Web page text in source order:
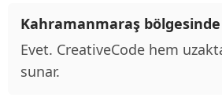
Kahramanmaraş
Evet. CreativeCode hem
sunar.